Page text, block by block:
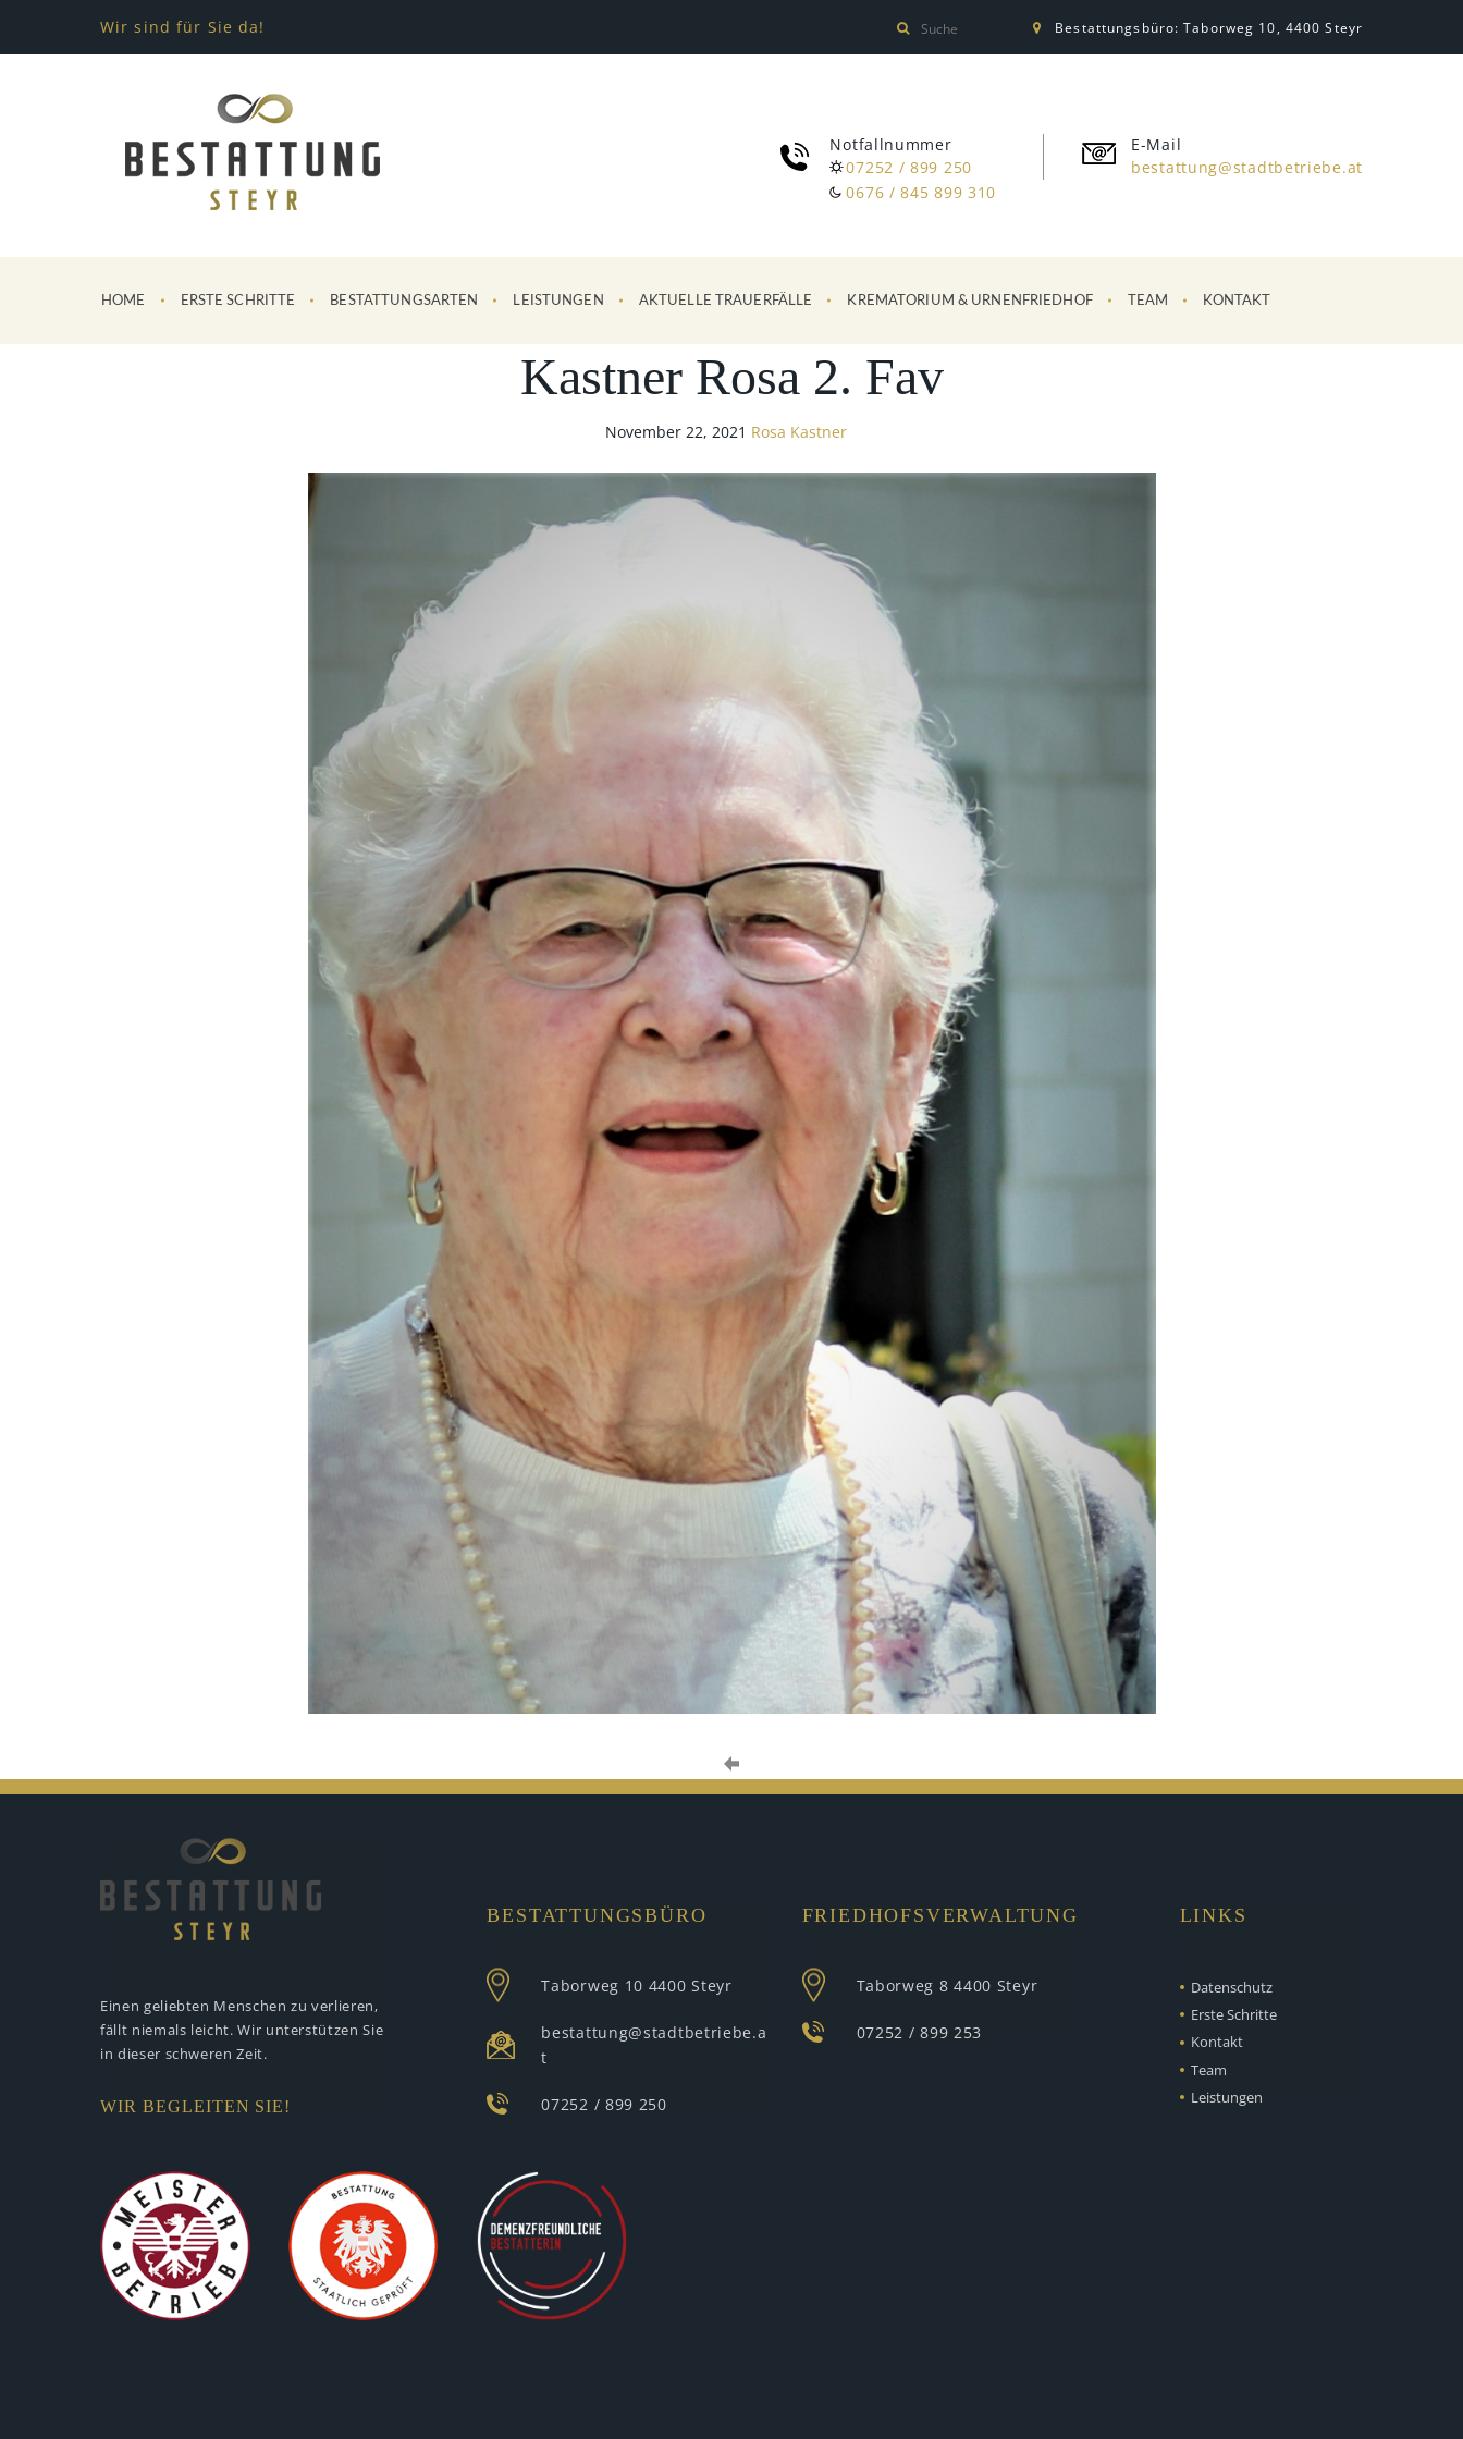
Wir sind für Sie da! Bestattungsbüro: Taborweg 10, 4400 Steyr
Notfallnummer
07252 / 899 250
0676 / 845 899 310
E-Mail
bestattung@stadtbetriebe.at
HOME ERSTE SCHRITTE BESTATTUNGSARTEN LEISTUNGEN AKTUELLE TRAUERFÄLLE KREMATORIUM & URNENFRIEDHOF TEAM KONTAKT
Kastner Rosa 2. Fav
November 22, 2021 Rosa Kastner
Einen geliebten Menschen zu verlieren,
fällt niemals leicht. Wir unterstützen Sie
in dieser schweren Zeit.
WIR BEGLEITEN SIE!
BESTATTUNGSBÜRO
Taborweg 10 4400 Steyr
bestattung@stadtbetriebe.a
t
07252 / 899 250
FRIEDHOFSVERWALTUNG
Taborweg 8 4400 Steyr
07252 / 899 253
LINKS
Datenschutz
Erste Schritte
Kontakt
Team
Leistungen